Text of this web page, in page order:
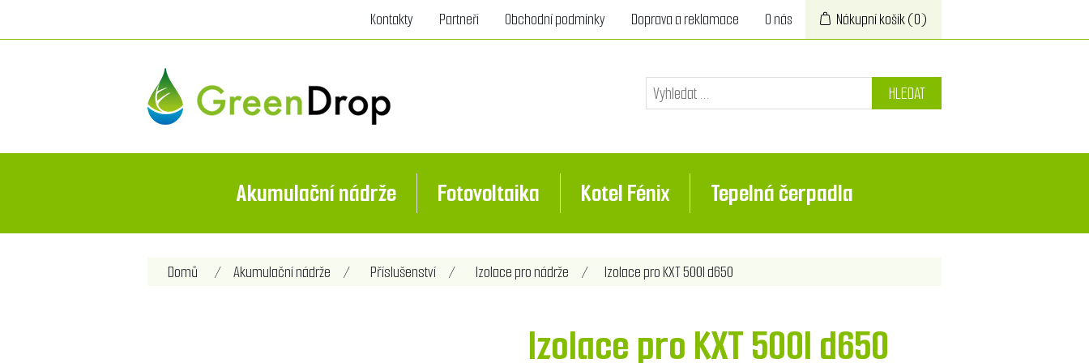
Kontakty Partneři Obchodní podmínky Doprava a reklamace O nás Nákupní košík(0)
HLEDAT
Akumulační nádrže Fotovoltaika Kotel Fénix Tepelná čerpadla
Domů / Akumulační nádrže / Příslušenství / Izolace pro nádrže / Izolace pro KXT 500l d650
Izolace pro KXT 500l d650